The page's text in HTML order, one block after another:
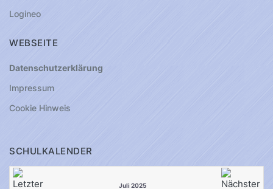
Logineo
WEBSEITE
Datenschutzerklärung
Impressum
Cookie Hinweis
SCHULKALENDER
Juli 2025